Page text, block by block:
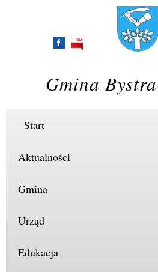
Przejdź
Gmina
Start
Aktualności
Gmina
Urząd
Edukacja